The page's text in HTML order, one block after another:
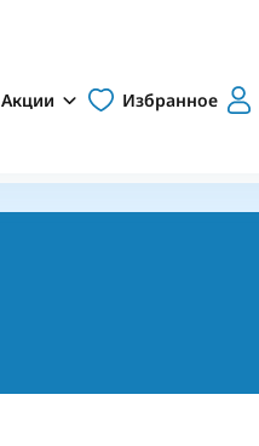
Акции Избранное